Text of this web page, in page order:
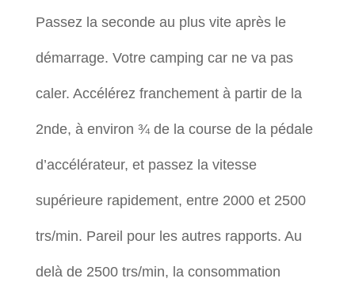
Passez la seconde au plus vite après le
démarrage. Votre camping car ne va pas
caler. Accélérez franchement à partir de la
2nde, à environ ¾ de la course de la pédale
d’accélérateur, et passez la vitesse
supérieure rapidement, entre 2000 et 2500
trs/min. Pareil pour les autres rapports. Au
delà de 2500 trs/min, la consommation